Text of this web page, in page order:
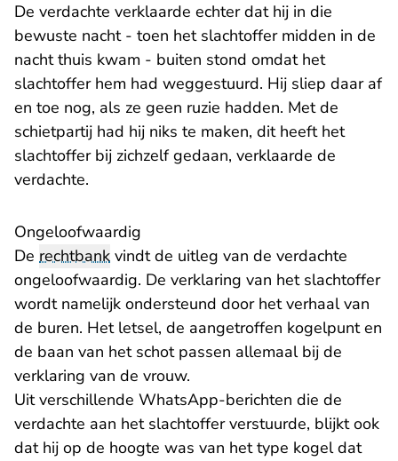
De verdachte verklaarde echter dat hij in die
bewuste nacht - toen het slachtoffer midden in de
nacht thuis kwam - buiten stond omdat het
slachtoffer hem had weggestuurd. Hij sliep daar af
en toe nog, als ze geen ruzie hadden. Met de
schietpartij had hij niks te maken, dit heeft het
slachtoffer bij zichzelf gedaan, verklaarde de
verdachte.
Ongeloofwaardig
De rechtbank vindt de uitleg van de verdachte
ongeloofwaardig. De verklaring van het slachtoffer
wordt namelijk ondersteund door het verhaal van
de buren. Het letsel, de aangetroffen kogelpunt en
de baan van het schot passen allemaal bij de
verklaring van de vrouw.
Uit verschillende WhatsApp-berichten die de
verdachte aan het slachtoffer verstuurde, blijkt ook
dat hij op de hoogte was van het type kogel dat